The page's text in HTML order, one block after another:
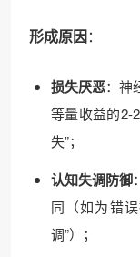
形成原因：
损失厌恶：神
等量收益的2-
失”；
认知失调防御
同（如为错
调”）；